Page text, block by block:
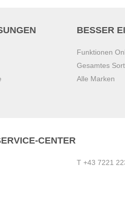
BESSER
Funktionen
Gesamtes
Alle Marken
CENTER
T +43 7221